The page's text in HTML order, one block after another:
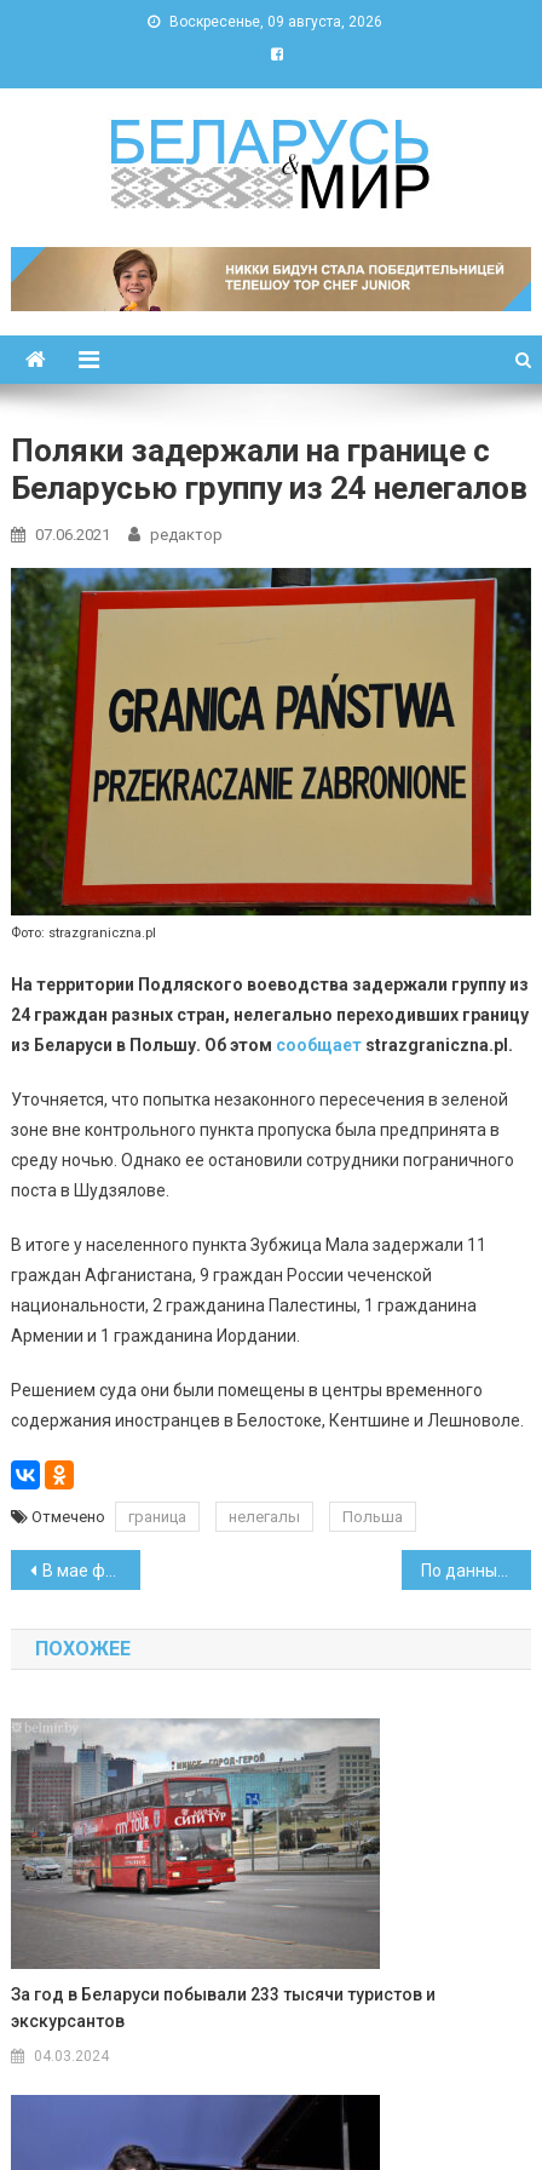
Воскресенье, 09 августа, 2026
Беларусь и мир
Поляки задержали на границе с
Беларусью группу из 24 нелегалов
07.06.2021 редактор
Фото: strazgraniczna.pl
На территории Подляского воеводства задержали группу из
24 граждан разных стран, нелегально переходивших границу
из Беларуси в Польшу. Об этом сообщаетstrazgraniczna.pl.
Уточняется, что попытка незаконного пересечения в зеленой
зоне вне контрольного пункта пропуска была предпринята в
среду ночью. Однако ее остановили сотрудники пограничного
поста в Шудзялове.
В итоге у населенного пункта Зубжица Мала задержали 11
граждан Афганистана, 9 граждан России чеченской
национальности, 2 гражданина Палестины, 1 гражданина
Армении и 1 гражданина Иордании.
Решением суда они были помещены в центры временного
содержания иностранцев в Белостоке, Кентшине и Лешноволе.
Отмечено граница нелегалы Польша
Навигация
по
записям
В мае физлица валюту покупали, а предприятия – продавали
ПОХОЖЕЕ
За год в Беларуси побывали 233 тысячи туристов и
экскурсантов
04.03.2024